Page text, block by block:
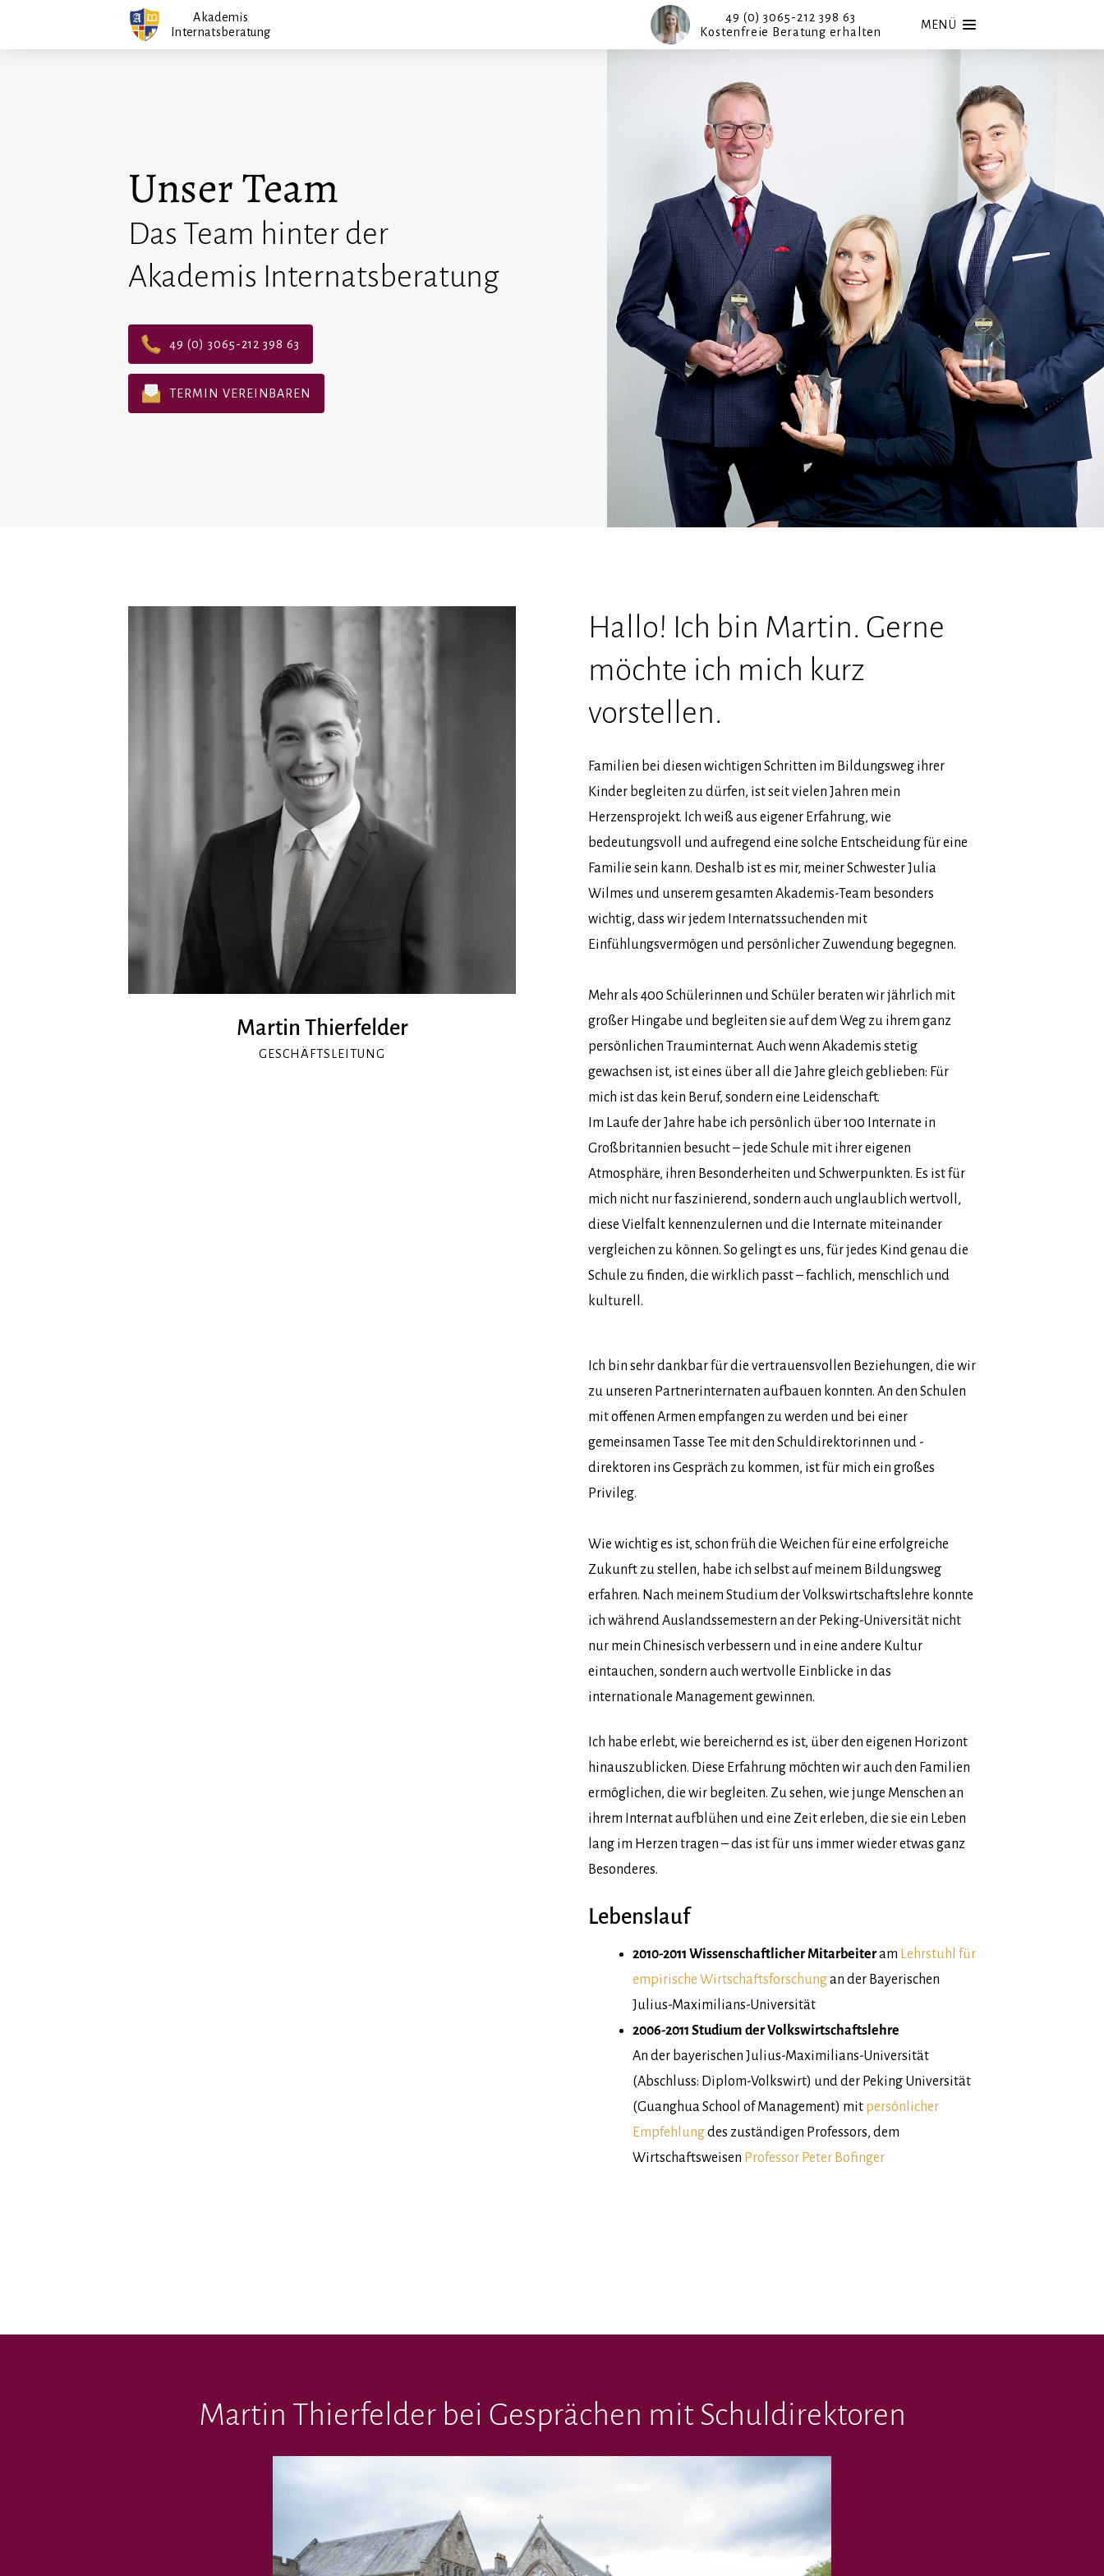
Akademis
Internatsberatung
49 (0) 3065-212 398 63
Kostenfreie Beratung erhalten
MENÜ
Unser Team
Das Team hinter der
Akademis Internatsberatung
49 (0) 3065-212 398 63
TERMIN VEREINBAREN
Martin Thierfelder
GESCHÄFTSLEITUNG
Hallo! Ich bin Martin. Gerne
möchte ich mich kurz
vorstellen.
Familien bei diesen wichtigen Schritten im Bildungsweg ihrer
Kinder begleiten zu dürfen, ist seit vielen Jahren mein
Herzensprojekt. Ich weiß aus eigener Erfahrung, wie
bedeutungsvoll und aufregend eine solche Entscheidung für eine
Familie sein kann. Deshalb ist es mir, meiner Schwester Julia
Wilmes und unserem gesamten Akademis-Team besonders
wichtig, dass wir jedem Internatssuchenden mit
Einfühlungsvermögen und persönlicher Zuwendung begegnen.
Mehr als 400 Schülerinnen und Schüler beraten wir jährlich mit
großer Hingabe und begleiten sie auf dem Weg zu ihrem ganz
persönlichen Trauminternat. Auch wenn Akademis stetig
gewachsen ist, ist eines über all die Jahre gleich geblieben: Für
mich ist das kein Beruf, sondern eine Leidenschaft.
Im Laufe der Jahre habe ich persönlich über 100 Internate in
Großbritannien besucht – jede Schule mit ihrer eigenen
Atmosphäre, ihren Besonderheiten und Schwerpunkten. Es ist für
mich nicht nur faszinierend, sondern auch unglaublich wertvoll,
diese Vielfalt kennenzulernen und die Internate miteinander
vergleichen zu können. So gelingt es uns, für jedes Kind genau die
Schule zu finden, die wirklich passt – fachlich, menschlich und
kulturell.
Ich bin sehr dankbar für die vertrauensvollen Beziehungen, die wir
zu unseren Partnerinternaten aufbauen konnten. An den Schulen
mit offenen Armen empfangen zu werden und bei einer
gemeinsamen Tasse Tee mit den Schuldirektorinnen und -
direktoren ins Gespräch zu kommen, ist für mich ein großes
Privileg.
Wie wichtig es ist, schon früh die Weichen für eine erfolgreiche
Zukunft zu stellen, habe ich selbst auf meinem Bildungsweg
erfahren. Nach meinem Studium der Volkswirtschaftslehre konnte
ich während Auslandssemestern an der Peking-Universität nicht
nur mein Chinesisch verbessern und in eine andere Kultur
eintauchen, sondern auch wertvolle Einblicke in das
internationale Management gewinnen.
Ich habe erlebt, wie bereichernd es ist, über den eigenen Horizont
hinauszublicken. Diese Erfahrung möchten wir auch den Familien
ermöglichen, die wir begleiten. Zu sehen, wie junge Menschen an
ihrem Internat aufblühen und eine Zeit erleben, die sie ein Leben
lang im Herzen tragen – das ist für uns immer wieder etwas ganz
Besonderes.
Lebenslauf
2010-2011 Wissenschaftlicher Mitarbeiteram Lehrstuhl für
empirische Wirtschaftsforschungan der Bayerischen
Julius-Maximilians-Universität
2006-2011 Studium der Volkswirtschaftslehre
An der bayerischen Julius-Maximilians-Universität
(Abschluss: Diplom-Volkswirt) und der Peking Universität
(Guanghua School of Management) mit persönlicher
Empfehlungdes zuständigen Professors, dem
Wirtschaftsweisen Professor Peter Bofinger
Martin Thierfelder bei Gesprächen mit Schuldirektoren